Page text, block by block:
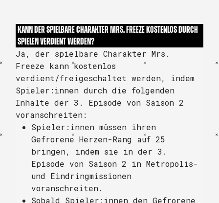
KANN DER SPIELBARE CHARAKTER MRS. FREEZE KOSTENLOS DURCH
SPIELEN VERDIENT WERDEN?
Ja, der spielbare Charakter Mrs.
Freeze kann kostenlos
verdient/freigeschaltet werden, indem
Spieler:innen durch die folgenden
Inhalte der 3. Episode von Saison 2
voranschreiten:
Spieler:innen müssen ihren
Gefrorene Herzen-Rang auf 25
bringen, indem sie in der 3.
Episode von Saison 2 in Metropolis-
und Eindringmissionen
voranschreiten.
Sobald Spieler:innen den Gefrorene